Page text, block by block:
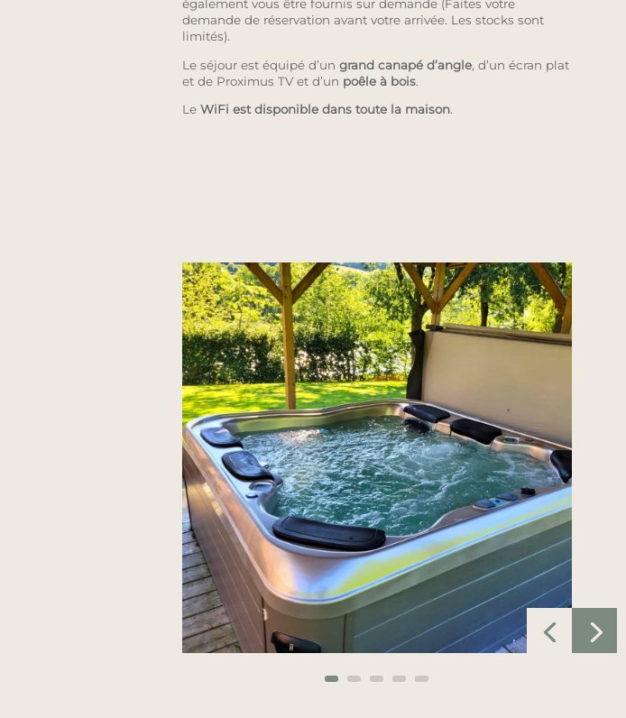
également vous être fournis sur demande (Faites votre
demande de réservation avant votre arrivée. Les stocks sont
limités).
Le séjour est équipé d’un grand canapé d’angle, d’un écran plat
et de Proximus TV et d’un poêle à bois.
Le WiFi est disponible dans toute la maison.